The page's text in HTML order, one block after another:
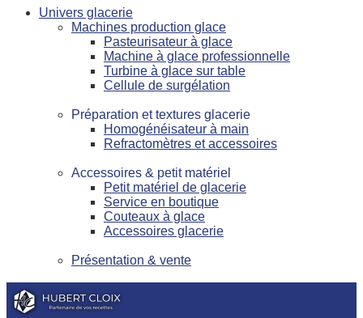
Univers glacerie
Machines production glace
Pasteurisateur à glace
Machine à glace professionnelle
Turbine à glace sur table
Cellule de surgélation
Préparation et textures glacerie
Homogénéisateur à main
Refractomètres et accessoires
Accessoires & petit matériel
Petit matériel de glacerie
Service en boutique
Couteaux à glace
Accessoires glacerie
Présentation & vente